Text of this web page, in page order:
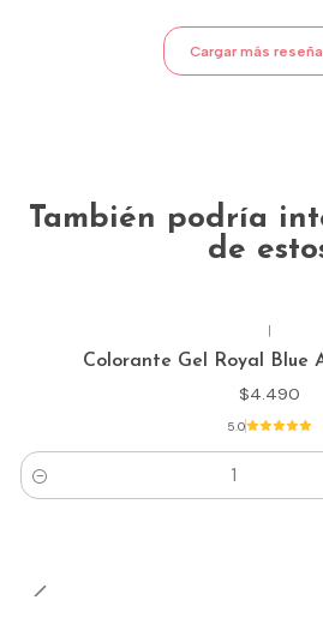
Cargar más
También podría
de
|
Colorante Gel Royal Blue
$4.490
5.0
Cantidad